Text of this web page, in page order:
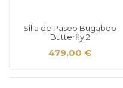
Silla de Paseo Bugaboo
Butterfly 2
479,00 €